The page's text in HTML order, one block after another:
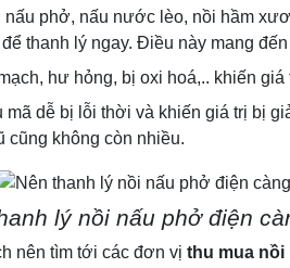
phở, nấu nước lèo, nồi hầm
thanh lý ngay. Điều này mang
hư hỏng, bị oxi hoá,.. khiến
mã dễ bị lỗi thời và khiến giá trị bị
cũng không còn nhiều.
lý nồi nấu phở điện
nên tìm tới các đơn vị thu mua nồi